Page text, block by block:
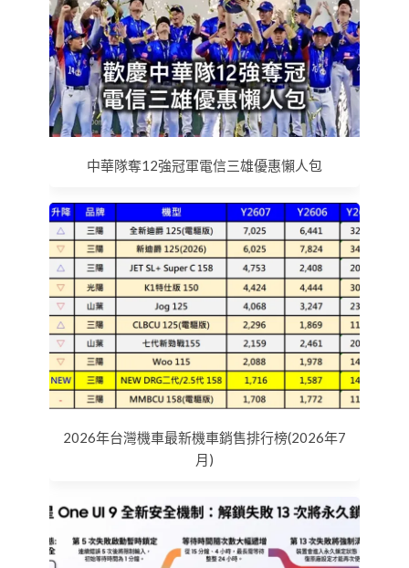
中華隊奪12強冠軍電信三雄優惠懶人包
2026年台灣機車最新機車銷售排行榜(2026年7
月)